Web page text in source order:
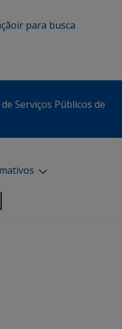
ir para busca
Serviços Públicos de